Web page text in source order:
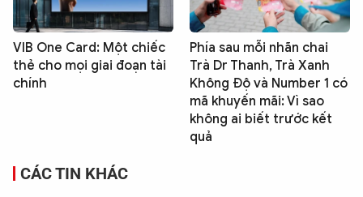
VIB One Card: Một chiếc
thẻ cho mọi giai đoạn tài
chính
Phía sau mỗi nhãn chai
Trà Dr Thanh, Trà Xanh
Không Độ và Number 1 có
mã khuyến mãi: Vì sao
không ai biết trước kết
quả
CÁC TIN KHÁC